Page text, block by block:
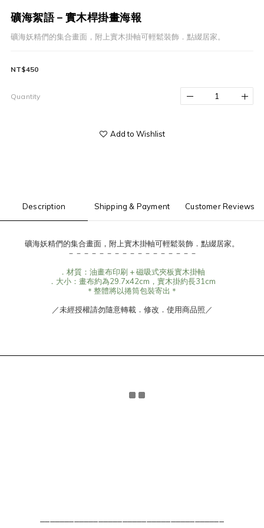
礦海絮語－實木桿掛畫海報
礦海妖精們的集合畫面，附上實木掛軸可輕鬆裝飾．點綴居家。
NT$450
Quantity
Add to Wishlist
Description Shipping & Payment Customer Reviews
礦海妖精們的集合畫面，附上實木掛軸可輕鬆裝飾．點綴居家。
－－－－－－－－－－－－－－－－－
．材質：油畫布印刷 + 磁吸式夾板實木掛軸
．大小：畫布約為29.7x42cm，實木掛約長31cm
＊整體將以捲筒包裝寄出＊
／未經授權請勿隨意轉載．修改．使用商品照／